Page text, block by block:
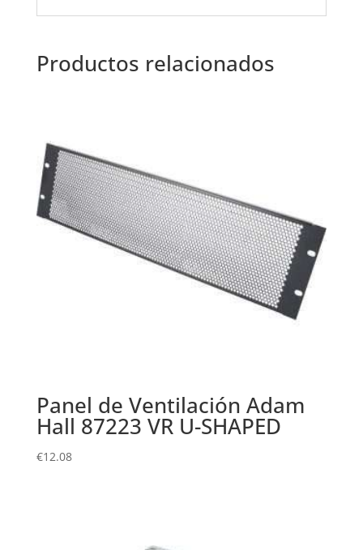
Productos relacionados
Panel de Ventilación Adam
Hall 87223 VR U-SHAPED
€12.08